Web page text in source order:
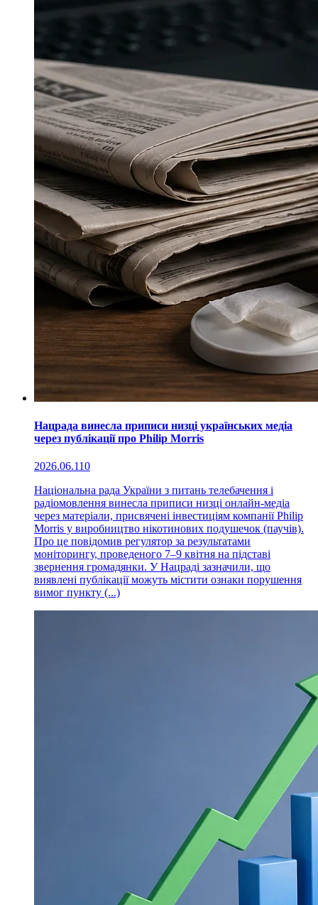
Нацрада винесла приписи низці українських медіа
через публікації про Philip Morris
2026.06.110
Національна рада України з питань телебачення і
радіомовлення винесла приписи низці онлайн-медіа
через матеріали, присвячені інвестиціям компанії Philip
Morris у виробництво нікотинових подушечок (паучів).
Про це повідомив регулятор за результатами
моніторингу, проведеного 7–9 квітня на підставі
звернення громадянки. У Нацраді зазначили, що
виявлені публікації можуть містити ознаки порушення
вимог пункту (...)